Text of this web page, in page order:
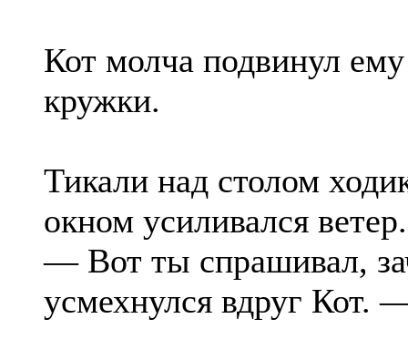
Кот молча подвинул
кружки.
Тикали над столом
окном усиливался ветер.
— Вот ты спрашивал,
усмехнулся вдруг Кот.